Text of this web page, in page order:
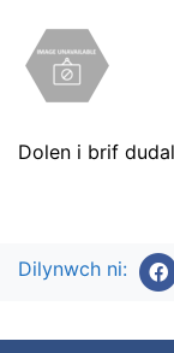
Dolen i brif
Dilynwch ni: